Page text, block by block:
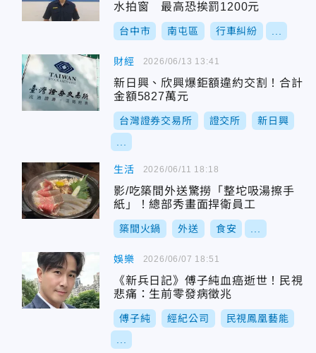
水拍窗 最高恐挨罰1200元
台中市 南屯區 行車糾紛
財經
新日興、欣興爆鉅額違約交割！合計
金額5827萬元
台灣證券交易所 證交所 新日興
2026/06/13 13:41
生活
影/吃築間外送驚撈「整坨吸湯擦手
紙」！總部秀畫面捍衛員工
築間火鍋 外送 食安
2026/06/11 18:18
娛樂
《新兵日記》傅子純血癌逝世！民視
悲痛：生前零發病徵兆
傅子純 經紀公司 民視鳳凰藝能
2026/06/07 18:51